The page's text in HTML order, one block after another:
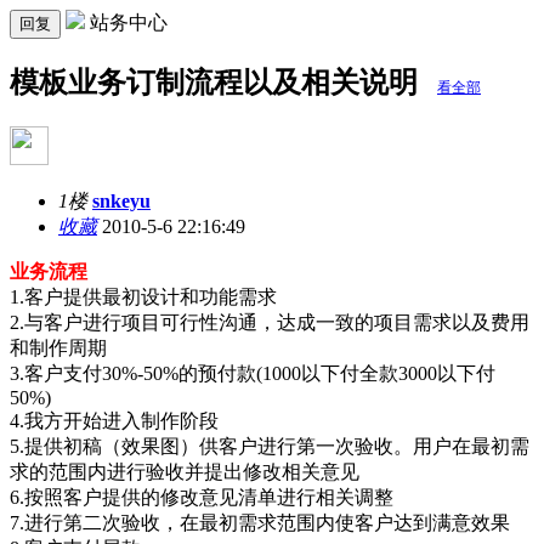
回复 站务中心
模板业务订制流程以及相关说明 看全部
1楼 snkeyu
收藏2010-5-6 22:16:49
业务流程
1.客户提供最初设计和功能需求
2.与客户进行项目可行性沟通，达成一致的项目需求以及费用
和制作周期
3.客户支付30%-50%的预付款(1000以下付全款3000以下付
50%)
4.我方开始进入制作阶段
5.提供初稿（效果图）供客户进行第一次验收。用户在最初需
求的范围内进行验收并提出修改相关意见
6.按照客户提供的修改意见清单进行相关调整
7.进行第二次验收，在最初需求范围内使客户达到满意效果